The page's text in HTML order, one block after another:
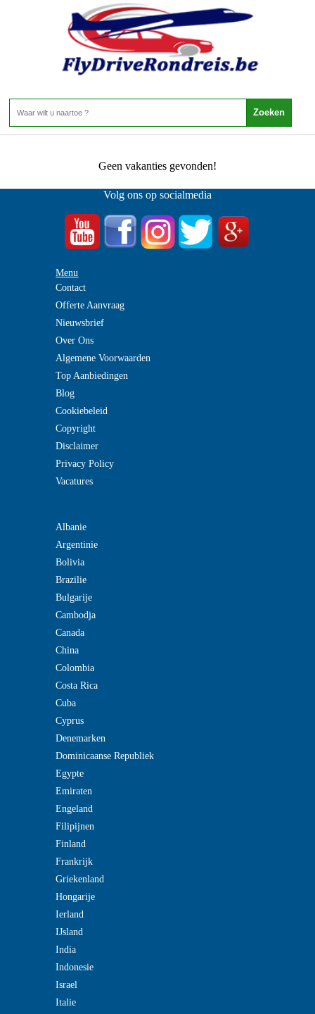
Portugal - Madeira - Calheta
Home>
Calheta 0 Aanbiedingen
Geen vakanties gevonden!
Volg ons op socialmedia
Menu
Contact
Offerte Aanvraag
Nieuwsbrief
Over Ons
Algemene Voorwaarden
Top Aanbiedingen
Blog
Cookiebeleid
Copyright
Disclaimer
Privacy Policy
Vacatures
Albanie
Argentinie
Bolivia
Brazilie
Bulgarije
Cambodja
Canada
China
Colombia
Costa Rica
Cuba
Cyprus
Denemarken
Dominicaanse Republiek
Egypte
Emiraten
Engeland
Filipijnen
Finland
Frankrijk
Griekenland
Hongarije
Ierland
IJsland
India
Indonesie
Israel
Italie